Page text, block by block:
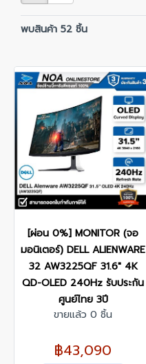
พบสินค้า 52 ชิ้น
[ผ่อน 0%] MONITOR (จอ
มอนิเตอร์) DELL ALIENWARE
32 AW3225QF 31.6" 4K
QD-OLED 240Hz รับประกัน
ศูนย์ไทย 3ปี
ขายแล้ว 0 ชิ้น
฿43,090